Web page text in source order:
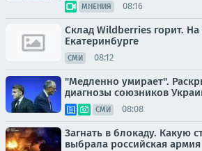
МНЕНИЯ 08:16
Склад Wildberries горит. На
Екатеринбурге
СМИ 08:12
"Медленно умирает".
диагнозы союзников
СМИ 08:08
Загнать в блокаду. Какую
выбрала российская армия